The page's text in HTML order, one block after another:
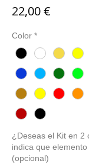
22,00 €
Color *
¿Deseas el Kit en 2
indica que
(opcional)